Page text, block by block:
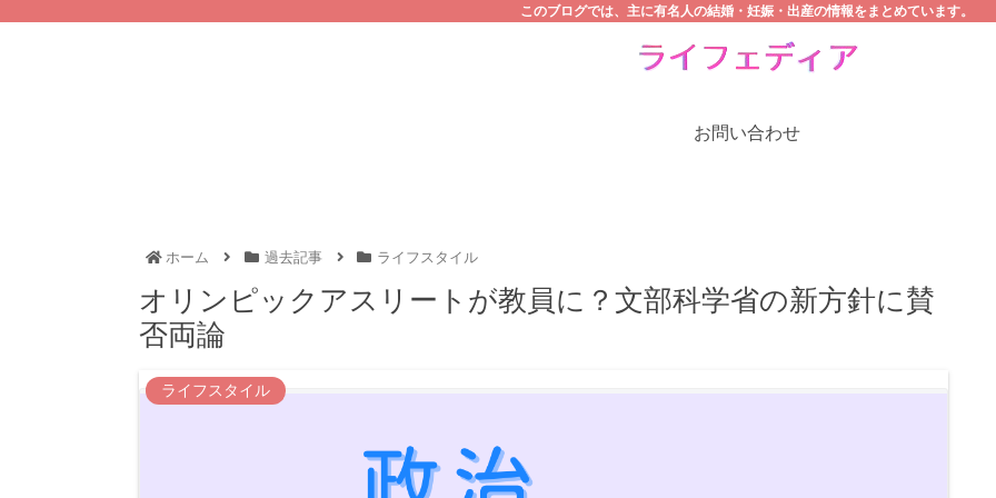
このブログでは、主に有名人の結婚・妊娠・出産の情報をまとめています。
お問い合わせ
ホーム 過去記事 ライフスタイル
オリンピックアスリートが教員に？文部科学省の新方針に賛
否両論
ライフスタイル